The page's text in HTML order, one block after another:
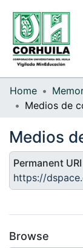
Institutional
All of the
Statistics
Log
(current)
Home
Medios
Permanent
https://
Browse